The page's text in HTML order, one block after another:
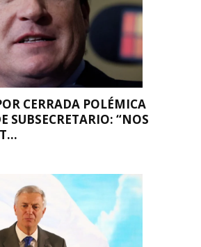
CERRADA POLÉMICA
SUBSECRETARIO: “NOS